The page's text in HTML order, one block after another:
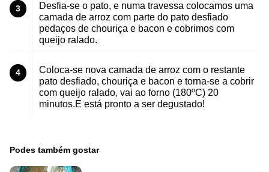
3
Desfia-se o pato, e numa travessa colocamos uma
camada de arroz com parte do pato desfiado
pedaços de chouriça e bacon e cobrimos com
queijo ralado.
4
Coloca-se nova camada de arroz com o restante
pato desfiado, chouriça e bacon e torna-se a cobrir
com queijo ralado, vai ao forno (180ºC) 20
minutos.E está pronto a ser degustado!
Podes também gostar